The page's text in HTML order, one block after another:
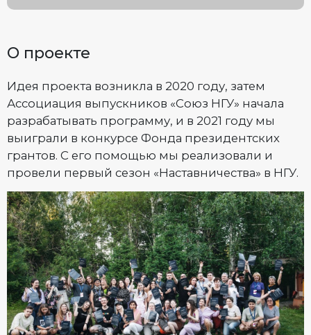
О проекте
Идея проекта возникла в 2020 году, затем
Ассоциация выпускников «Союз НГУ» начала
разрабатывать программу, и в 2021 году мы
выиграли в конкурсе Фонда президентских
грантов. С его помощью мы реализовали и
провели первый сезон «Наставничества» в НГУ.